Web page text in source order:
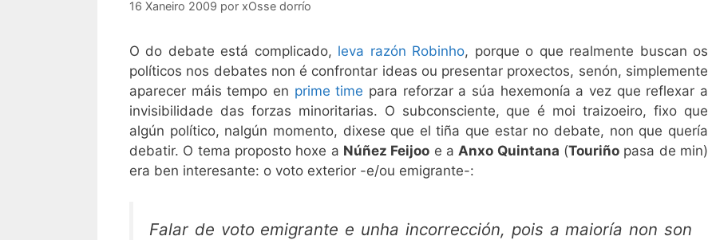
16 Xaneiro 2009 por xOsse dorrío
O do debate está complicado, leva razón Robinho, porque o que realmente buscan os
políticos nos debates non é confrontar ideas ou presentar proxectos, senón, simplemente
aparecer máis tempo en prime time para reforzar a súa hexemonía a vez que reflexar a
invisibilidade das forzas minoritarias. O subconsciente, que é moi traizoeiro, fixo que
algún político, nalgún momento, dixese que el tiña que estar no debate, non que quería
debatir. O tema proposto hoxe a Núñez Feijoo e aAnxo Quintana (Touriño pasa de min)
era ben interesante: o voto exterior -e/ou emigrante-:
Falar de voto emigrante e unha incorrección, pois a maioría non son